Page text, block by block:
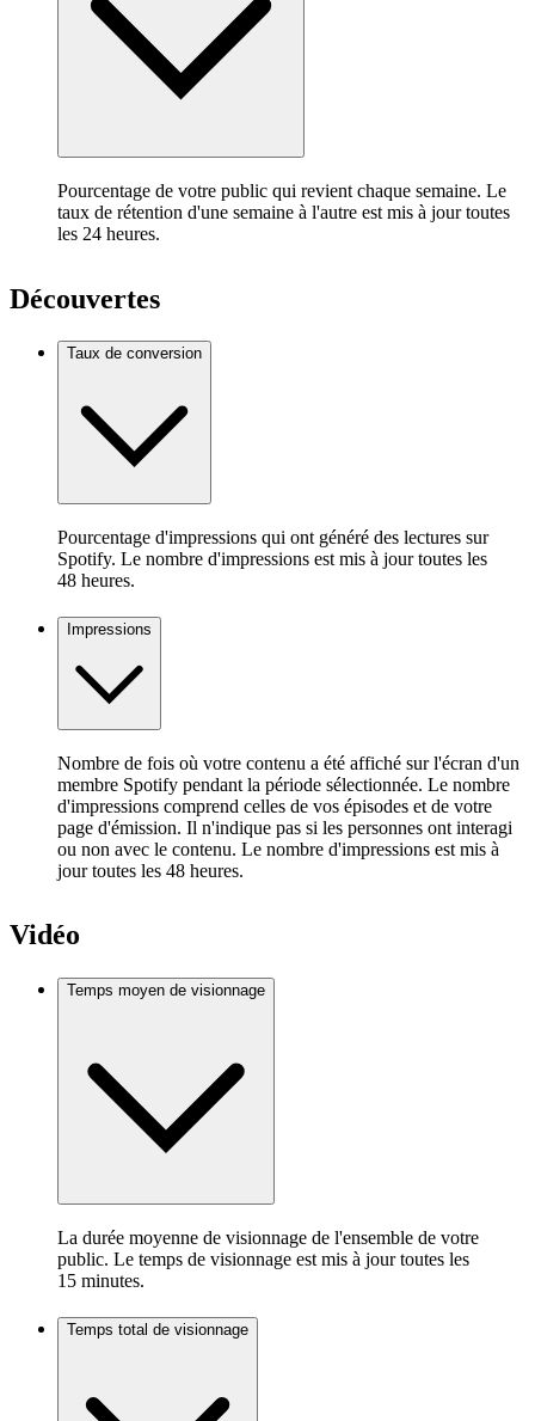
Pourcentage de votre public qui revient chaque semaine. Le
taux de rétention d'une semaine à l'autre est mis à jour toutes
les 24 heures.
Découvertes
Taux de conversion
Pourcentage d'impressions qui ont généré des lectures sur
Spotify. Le nombre d'impressions est mis à jour toutes les
48 heures.
Impressions
Nombre de fois où votre contenu a été affiché sur l'écran d'un
membre Spotify pendant la période sélectionnée. Le nombre
d'impressions comprend celles de vos épisodes et de votre
page d'émission. Il n'indique pas si les personnes ont interagi
ou non avec le contenu. Le nombre d'impressions est mis à
jour toutes les 48 heures.
Vidéo
Temps moyen de visionnage
La durée moyenne de visionnage de l'ensemble de votre
public. Le temps de visionnage est mis à jour toutes les
15 minutes.
Temps total de visionnage